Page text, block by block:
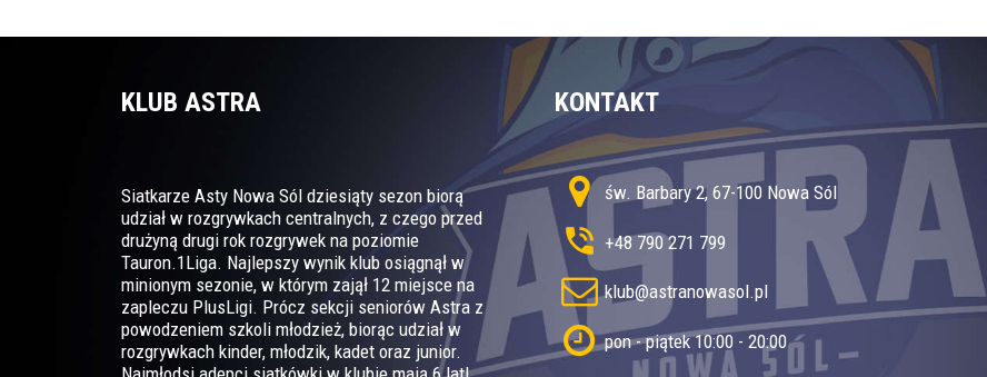
KLUB ASTRA
Siatkarze Asty Nowa Sól dziesiąty sezon biorą
udział w rozgrywkach centralnych, z czego przed
drużyną drugi rok rozgrywek na poziomie
Tauron.1Liga. Najlepszy wynik klub osiągnął w
minionym sezonie, w którym zajął 12 miejsce na
zapleczu PlusLigi. Prócz sekcji seniorów Astra z
powodzeniem szkoli młodzież, biorąc udział w
rozgrywkach kinder, młodzik, kadet oraz junior.
KONTAKT
św. Barbary 2, 67-100 Nowa Sól
+48 790 271 799
klub@astranowasol.pl
pon - piątek 10:00 - 20:00